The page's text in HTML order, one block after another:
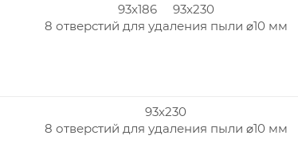
93x186 93x230
8 отверстий для удаления пыли ⌀10 мм
93x230
8 отверстий для удаления пыли ⌀10 мм